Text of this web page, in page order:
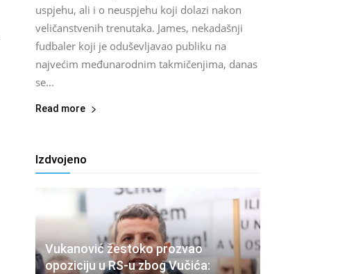
uspjehu, ali i o neuspjehu koji dolazi nakon
veličanstvenih trenutaka. James, nekadašnji
fudbaler koji je oduševljavao publiku na
najvećim međunarodnim takmičenjima, danas
se...
Read more
Izdvojeno
Vukanović žestoko prozvao
opoziciju u RS-u zbog Vučića: